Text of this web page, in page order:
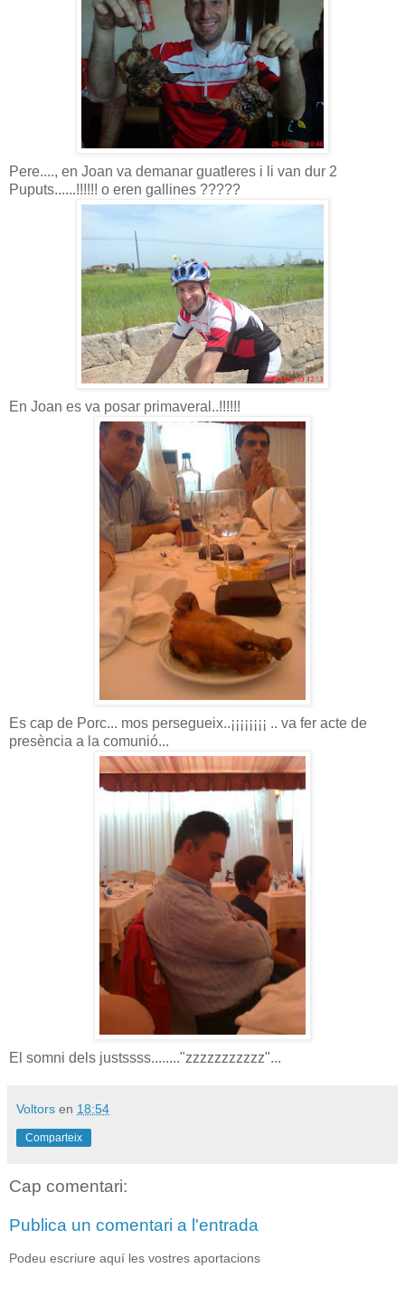
Pere...., en Joan va demanar guatleres i li van dur 2
Puputs......!!!!!! o eren gallines ?????
En Joan es va posar primaveral..!!!!!!
Es cap de Porc... mos persegueix..¡¡¡¡¡¡¡¡ .. va fer acte de
presència a la comunió...
El somni dels justssss........"zzzzzzzzzzz"...
Voltors en 18:54
Comparteix
Cap comentari:
Publica un comentari a l'entrada
Podeu escriure aquí les vostres aportacions